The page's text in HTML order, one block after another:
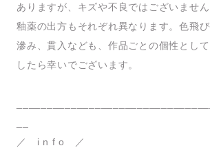
ありますが、キズや不良ではございません
釉薬の出方もそれぞれ異なります。色飛び
滲み、貫入なども、作品ごとの個性とし
したら幸いでございます。
／ i n f o ／